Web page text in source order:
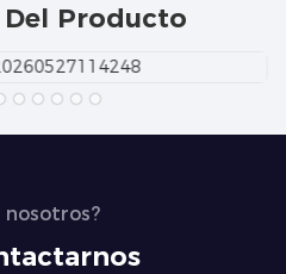
Producto